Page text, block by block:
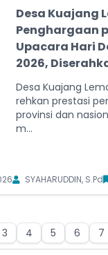
Desa Kuajang
Penghargaan
Upacara Hari
2026,
Desa Kuajang
rehkan prestasi
provinsi dan
m...
SYAHARUDDIN, S.Pd
3 4 5 6 7